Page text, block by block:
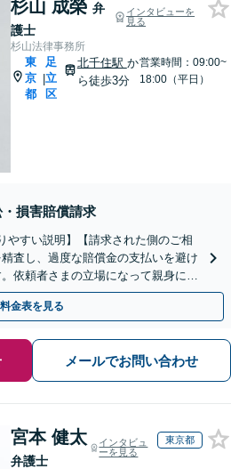
杉山 成榮 弁
護士
インタビューを
見る
杉山法律事務所
東
京
都
|
足
立
区
北千住駅 か
ら徒歩3分
営業時間：09:00~
18:00（平日）
損害賠償請求
やすい説明】【請求された側のご相
査し、過度な賠償金の支払いを避け
依頼者さまの立場になって親身にお
ださい。【WEB面談可】
料金表を見る
メールでお問い合わせ
宮本 健太
弁護士
インタビュ
ーを見る
東京都